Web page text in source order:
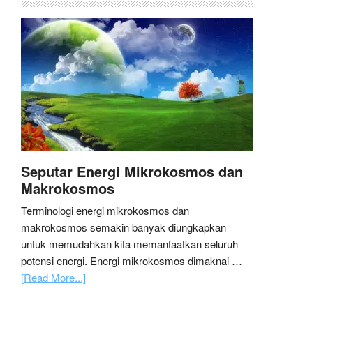
Seputar Energi Mikrokosmos dan
Makrokosmos
Terminologi energi mikrokosmos dan
makrokosmos semakin banyak diungkapkan
untuk memudahkan kita memanfaatkan seluruh
potensi energi. Energi mikrokosmos dimaknai …
[Read More...]